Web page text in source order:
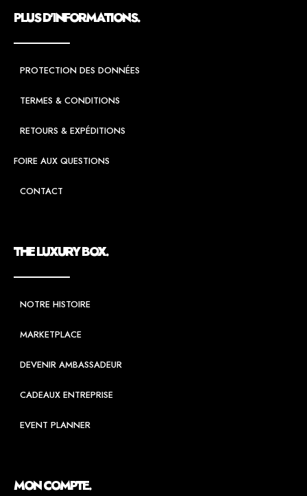
PLUS D'INFORMATIONS.
PROTECTION DES DONNÉES
TERMES & CONDITIONS
RETOURS & EXPÉDITIONS
FOIRE AUX QUESTIONS
CONTACT
THE LUXURY BOX.
NOTRE HISTOIRE
MARKETPLACE
DEVENIR AMBASSADEUR
CADEAUX ENTREPRISE
EVENT PLANNER
MON COMPTE.